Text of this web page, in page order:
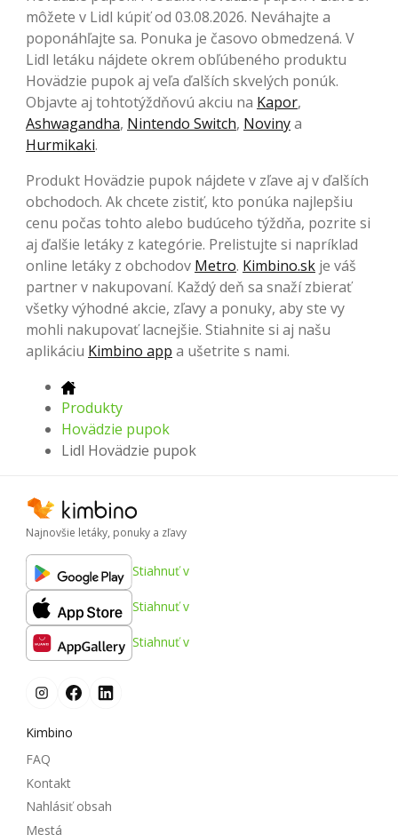
môžete v Lidl kúpiť od 03.08.2026. Neváhajte a
poponáhľajte sa. Ponuka je časovo obmedzená. V
Lidl letáku nájdete okrem obľúbeného produktu
Hovädzie pupok aj veľa ďalších skvelých ponúk.
Objavte aj tohtotýždňovú akciu na Kapor,
Ashwagandha, Nintendo Switch, Novinya
Hurmikaki.
Produkt Hovädzie pupok nájdete v zľave aj v ďalších
obchodoch. Ak chcete zistiť, kto ponúka najlepšiu
cenu počas tohto alebo budúceho týždňa, pozrite si
aj ďalšie letáky z kategórie. Prelistujte si napríklad
online letáky z obchodov Metro. Kimbino.sk je váš
partner v nakupovaní. Každý deň sa snaží zbierať
všetky výhodné akcie, zľavy a ponuky, aby ste vy
mohli nakupovať lacnejšie. Stiahnite si aj našu
aplikáciu Kimbino app a ušetrite s nami.
Produkty
Hovädzie pupok
Lidl Hovädzie pupok
Najnovšie letáky, ponuky a zľavy
Stiahnuť v
Stiahnuť v
Stiahnuť v
Kimbino
FAQ
Kontakt
Nahlásiť obsah
Mestá